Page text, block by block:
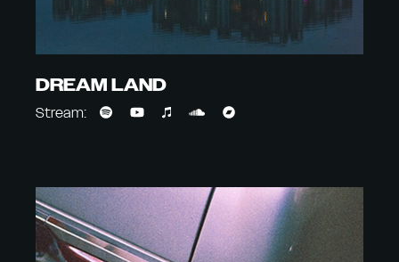
DREAM LAND
Stream: